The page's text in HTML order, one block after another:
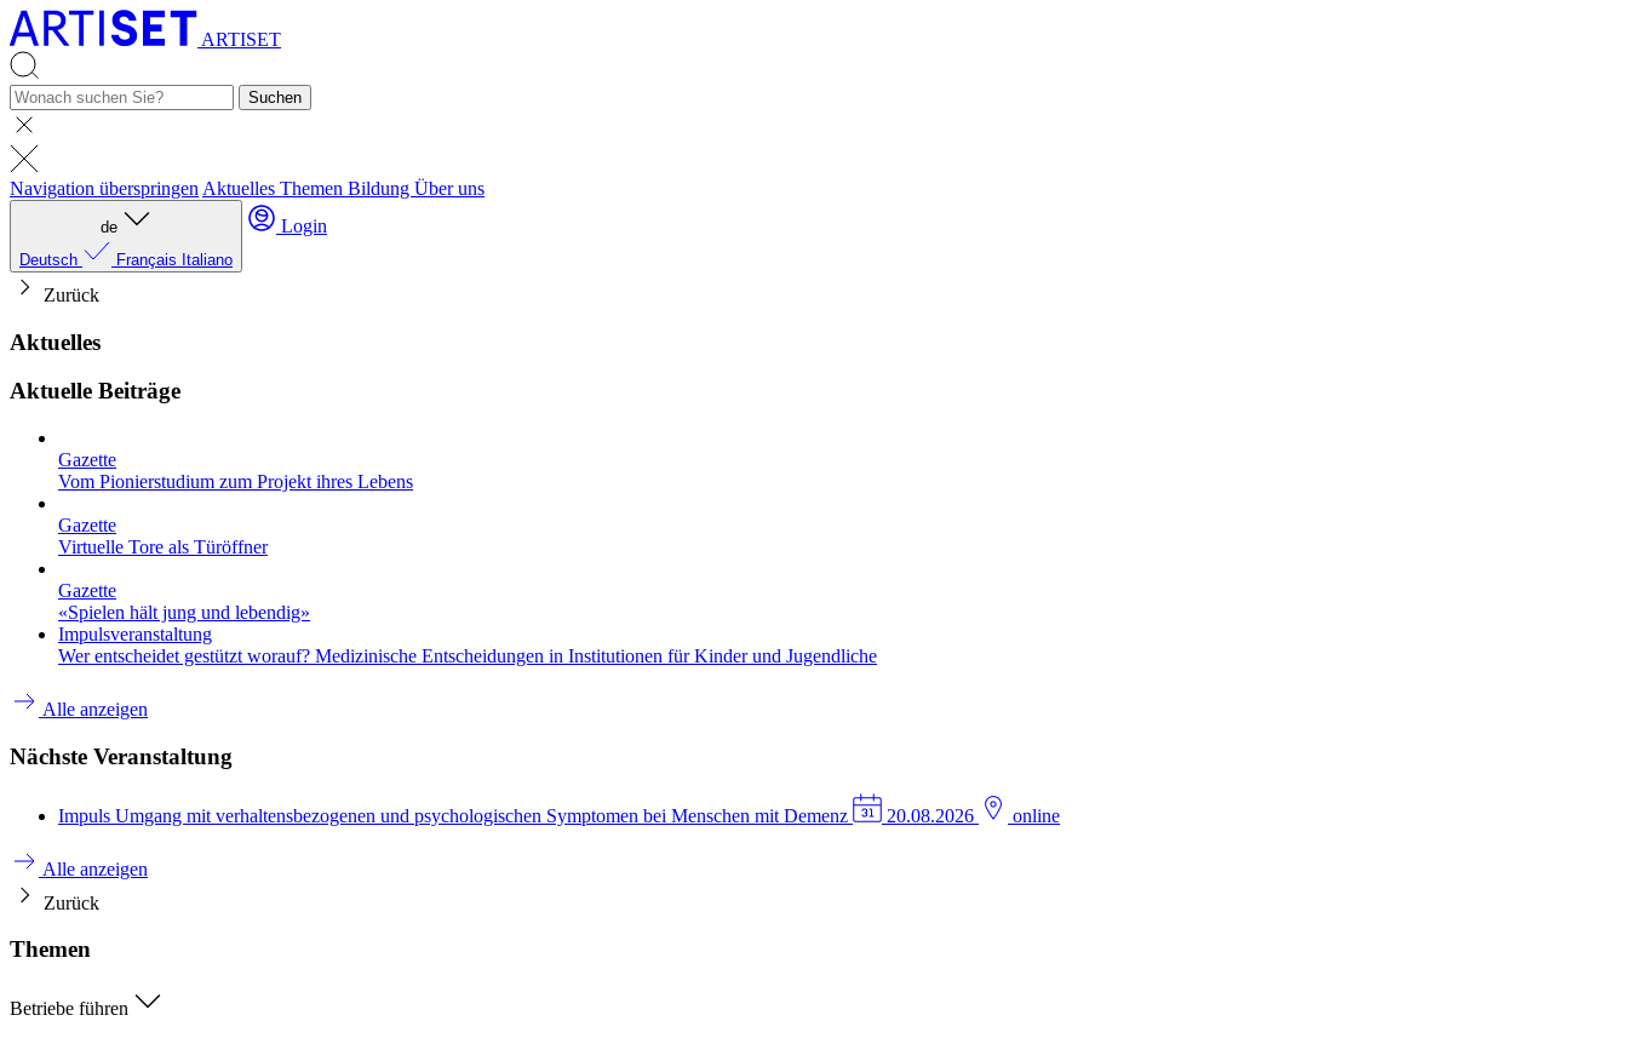
ARTISET
Suchen
Navigation überspringen Aktuelles Themen Bildung Über uns
de
Deutsch
Français Italiano
Login
Zurück
Aktuelles
Aktuelle Beiträge
Gazette
Vom Pionierstudium zum Projekt ihres Lebens
Gazette
Virtuelle Tore als Türöffner
Gazette
«Spielen hält jung und lebendig»
Impulsveranstaltung
Wer entscheidet gestützt worauf? Medizinische Entscheidungen in Institutionen für Kinder und Jugendliche
Alle anzeigen
Nächste Veranstaltung
Impuls Umgang mit verhaltensbezogenen und psychologischen Symptomen bei Menschen mit Demenz 20.08.2026 online
Alle anzeigen
Zurück
Themen
Betriebe führen